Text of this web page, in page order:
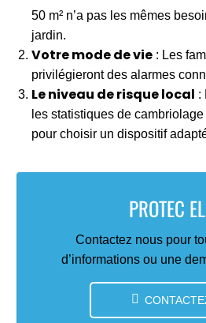
50 m² n’a pas les mêmes
jardin.
Votre mode de vie : Les
privilégieront des alarmes
Le niveau de risque local :
les statistiques de
pour choisir un dispositif
PROTEC
Contactez nous pour
d’informations ou une